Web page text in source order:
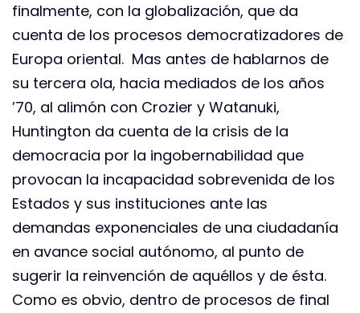
finalmente, con la globalización, que da
cuenta de los procesos democratizadores de
Europa oriental. Mas antes de hablarnos de
su tercera ola, hacia mediados de los años
’70, al alimón con Crozier y Watanuki,
Huntington da cuenta de la crisis de la
democracia por la ingobernabilidad que
provocan la incapacidad sobrevenida de los
Estados y sus instituciones ante las
demandas exponenciales de una ciudadanía
en avance social autónomo, al punto de
sugerir la reinvención de aquéllos y de ésta.
Como es obvio, dentro de procesos de final